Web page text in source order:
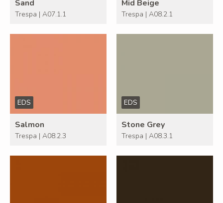
Sand
Trespa | A07.1.1
Mid Beige
Trespa | A08.2.1
EDS
Salmon
Trespa | A08.2.3
EDS
Stone Grey
Trespa | A08.3.1